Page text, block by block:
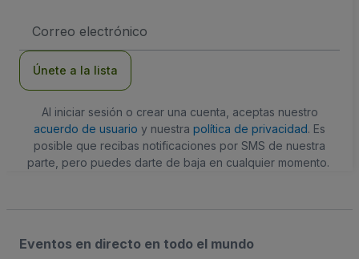
de
Únete a la lista
Al iniciar sesión o crear una cuenta, aceptas nuestro
acuerdo de usuario y nuestra política de privacidad. Es
posible que recibas notificaciones por SMS de nuestra
parte, pero puedes darte de baja en cualquier momento.
Eventos en directo en todo el mundo